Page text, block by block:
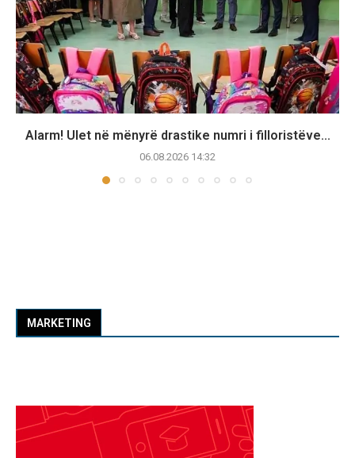
Alarm! Ulet në mënyrë drastike numri i filloristëve...
06.08.2026 14:32
MARKETING